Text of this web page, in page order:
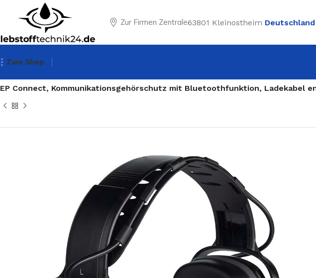
Zur Firmen Zentrale63801 Kleinostheim Deutschland
Zum Shop
EP Connect, Kommunikationsgehörschutz mit Bluetoothfunktion, Ladekabel